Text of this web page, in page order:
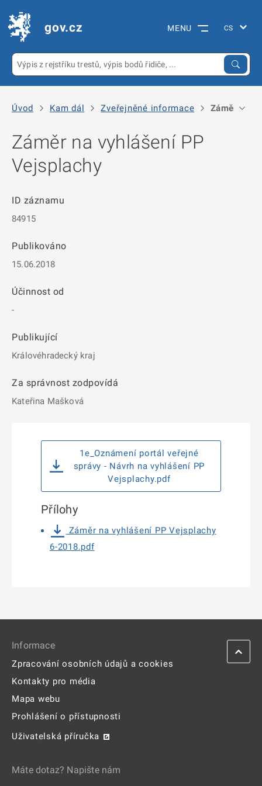
gov.cz MENU
Úvod Kam dál Zveřejněné informace Záměr na
Záměr na vyhlášení PP
Vejsplachy
ID záznamu
84915
Publikováno
15.06.2018
Účinnost od
-
Publikující
Královéhradecký kraj
Za správnost zodpovídá
Kateřina Mašková
1e_Oznámení portál veřejné
správy - Návrh na vyhlášení PP
Vejsplachy.pdf
Přílohy
Záměr na vyhlášení PP Vejsplachy
6-2018.pdf
Informace
Zpracování osobních údajů a cookies
Kontakty pro média
Mapa webu
Prohlášení o přístupnosti
Uživatelská příručka
Máte dotaz? Napište nám